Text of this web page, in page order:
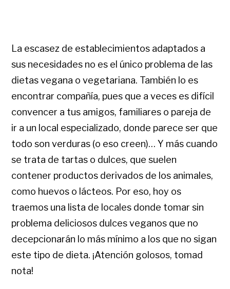
La escasez de establecimientos adaptados a
sus necesidades no es el único problema de las
dietas vegana o vegetariana. También lo es
encontrar compañía, pues que a veces es difícil
convencer a tus amigos, familiares o pareja de
ir a un local especializado, donde parece ser que
todo son verduras (o eso creen)… Y más cuando
se trata de tartas o dulces, que suelen
contener productos derivados de los animales,
como huevos o lácteos. Por eso, hoy os
traemos una lista de locales donde tomar sin
problema deliciosos dulces veganos que no
decepcionarán lo más mínimo a los que no sigan
este tipo de dieta. ¡Atención golosos, tomad
nota!